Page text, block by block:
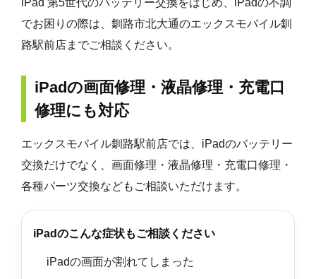
でお困りの際は、釧路市北大通のエックスモバイル釧
路駅前店までご相談ください。
iPadの画面修理・液晶修理・充電口
修理にも対応
エックスモバイル釧路駅前店では、iPadのバッテリー
交換だけでなく、画面修理・液晶修理・充電口修理・
各種パーツ交換などもご相談いただけます。
iPadのこんな症状もご相談ください
iPadの画面が割れてしまった